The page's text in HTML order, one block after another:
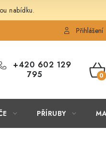
nabídku.
OBCHODNÍPřihlášení
+420 602 129
795
PŘÍRUBY